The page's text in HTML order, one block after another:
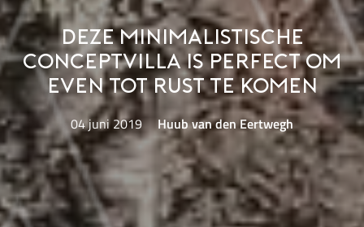
Deze minimalistische
conceptvilla is perfect om
even tot rust te komen
04 juni 2019 Huub van den Eertwegh